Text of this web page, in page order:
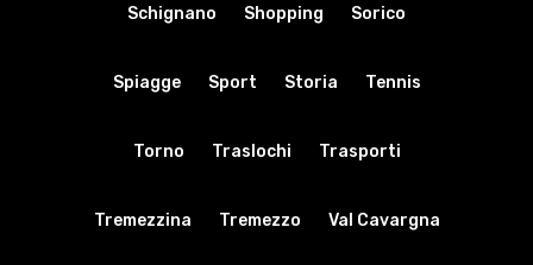
Schignano Shopping Sorico
Spiagge Sport Storia Tennis
Torno Traslochi Trasporti
Tremezzina Tremezzo Val Cavargna